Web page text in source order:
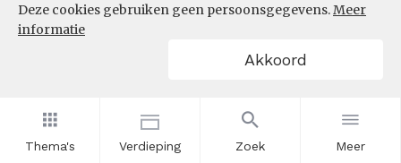
Thema's Verdieping Zoek Meer
Deze cookies gebruiken geen persoonsgegevens.Meer
informatie
Akkoord
CBS microdata (EBB)(09-03-2026)
AANDEEL NEETS NAAR REGIO
(%)